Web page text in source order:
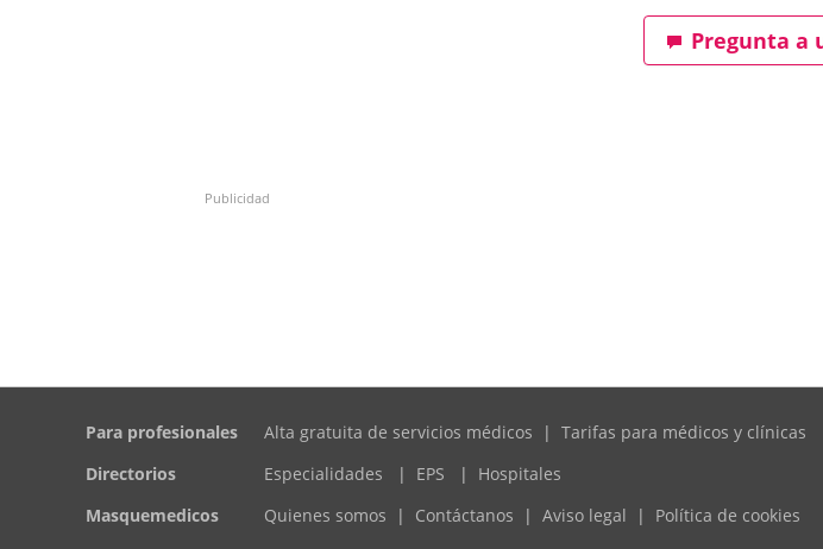
Pregunta a
Publicidad
Para profesionales Alta gratuita de servicios médicos | Tarifas para médicos y clínicas
Directorios
Especialidades | EPS |
Hospitales
Masquemedicos
Quienes somos | Contáctanos | Aviso legal |
Política de cookies